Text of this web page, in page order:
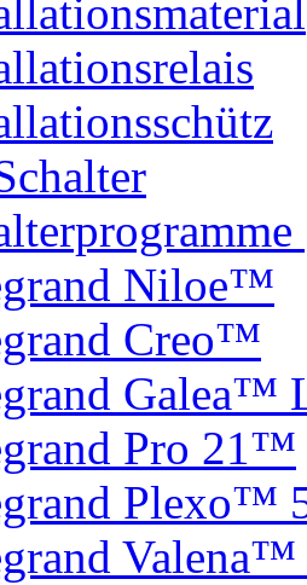
Niloe™
Creo™
Galea™
Pro 21™
Plexo™